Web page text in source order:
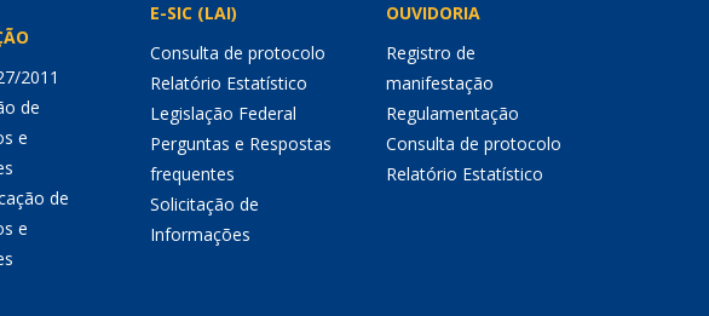
2011
de
e
de
e
E-SIC (LAI)
Consulta de protocolo
Relatório Estatístico
Legislação Federal
Perguntas e Respostas
frequentes
Solicitação de
Informações
OUVIDORIA
Registro de
manifestação
Regulamentação
Consulta de protocolo
Relatório Estatístico